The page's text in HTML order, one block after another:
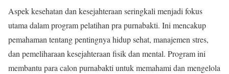
Aspek kesehatan dan kesejahteraan seringkali menjadi fokus
utama dalam program pelatihan pra purnabakti. Ini mencakup
pemahaman tentang pentingnya hidup sehat, manajemen stres,
dan pemeliharaan kesejahteraan fisik dan mental. Program ini
membantu para calon purnabakti untuk memahami dan mengelola